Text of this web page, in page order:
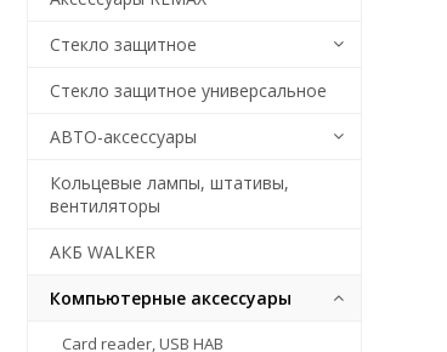
Стекло защитное
Стекло защитное универсальное
АВТО-аксессуары
Кольцевые лампы, штативы,
вентиляторы
АКБ WALKER
Компьютерные аксессуары
Card reader, USB HAB